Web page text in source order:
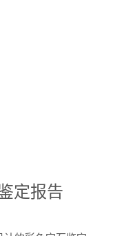
定报告